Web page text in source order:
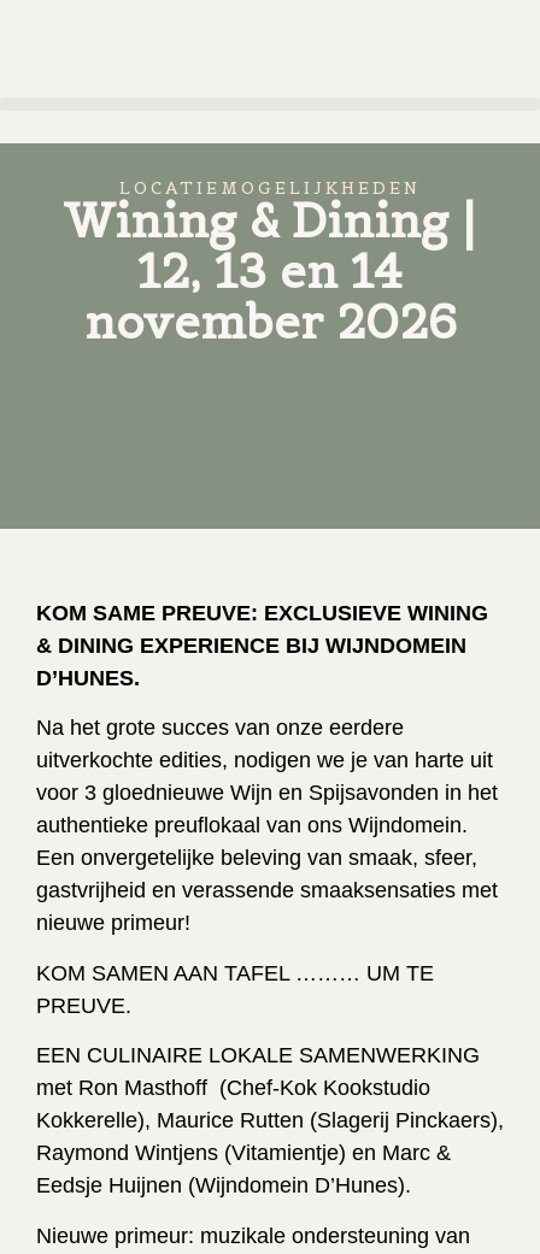
LOCATIEMOGELIJKHEDEN
Wining & Dining |
12, 13 en 14
november 2026
KOM SAME PREUVE: EXCLUSIEVE WINING
& DINING EXPERIENCE BIJ WIJNDOMEIN
D’HUNES.
Na het grote succes van onze eerdere
uitverkochte edities, nodigen we je van harte uit
voor 3 gloednieuwe Wijn en Spijsavonden in het
authentieke preuflokaal van ons Wijndomein.
Een onvergetelijke beleving van smaak, sfeer,
gastvrijheid en verassende smaaksensaties met
nieuwe primeur!
KOM SAMEN AAN TAFEL ……… UM TE
PREUVE.
EEN CULINAIRE LOKALE SAMENWERKING
met Ron Masthoff (Chef-Kok Kookstudio
Kokkerelle), Maurice Rutten (Slagerij Pinckaers),
Raymond Wintjens (Vitamientje) en Marc &
Eedsje Huijnen (Wijndomein D’Hunes).
Nieuwe primeur: muzikale ondersteuning van